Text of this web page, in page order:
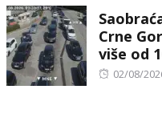
Crne
više od
Posted
02/08/